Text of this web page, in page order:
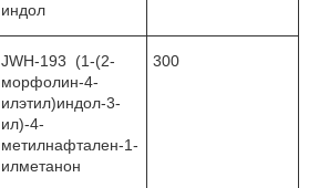
индол
JWH-193 (1-(2-
морфолин-4-
илэтил)индол-3-
ил)-4-
метилнафтален-1-
илметанон
300